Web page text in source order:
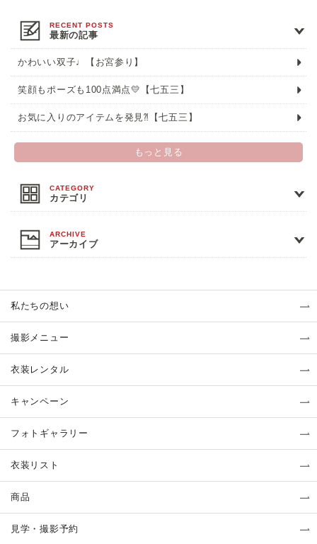
最新の記事
かわいい双子♩【お宮参り】
笑顔もポーズも100点満点💛【七五三】
お気に入りのアイテムを発見⁈【七五三】
もっと見る
カテゴリ
アーカイブ
私たちの想い
撮影メニュー
衣装レンタル
キャンペーン
フォトギャラリー
衣装リスト
商品
見学・撮影予約